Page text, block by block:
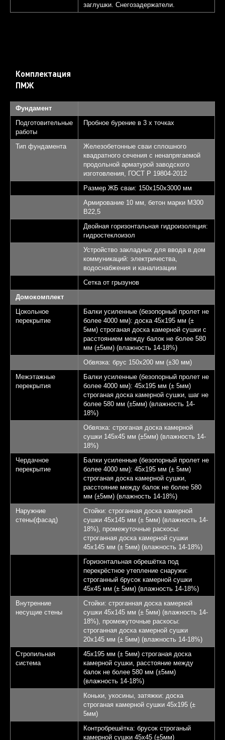
заглушки. Снегозадержатели.
Комплектация
ПМЖ
Фундамент
Подготовительные
работы
Пробное бурение в 3 х точках
Тип фундамента
Железобетонные сваи сплошного
квадратного сечения с ненапрягаемой
продольной арматурой заводского
изготовления, ГОСТ Р 19804-2012
Размер ЖБ сваи: 150х150х3000 мм
Армирование 10 мм, бетон марки М300
B22,5
Двойная горизонтальная гидроизоляция:
гидростеклоизол
Устройство закладных для ввода в дом
коммуникаций: электричества,
водоснабжения и канализации
Сетка от грызунов
Домокомплект
Цокольное
перекрытие
Балки усиленные (безопорный пролет не
более 4000 мм): доска 45х195 мм (±
5мм) строганая доска камерной сушки с
расстоянием между балок не более 580
мм (±5мм) (влажность 14-18%)
Обвязка: брус 150х200 мм (±30 мм)
Межэтажные
перекрытия
Балки усиленные (безопорный пролет не
более 4000 мм): 45х195 мм (± 5мм)
строганая доска камерной сушки, шаг не
более 580 мм (±5мм) (влажность 14-
18%)
Обвязка: строганая доска камерной
сушки 145х45 мм (±5мм) (влажность 14-
18%)
Чердачное
перекрытие
Балки усиленные (безопорный пролет не
более 4000 мм): 45х195 мм (± 5мм)
строганая доска камерной сушки,
расстояние между балок не более 580
мм (±5мм) (влажность 14-18%)
Наружние
стены(фасад)
Стойки: строганная доска камерной
сушки 45х145 мм (± 5мм) (влажность 14-
18%), промежуточные раскосы:
строганная доска камерной сушки
45х145 мм (± 5мм) (влажность 14-18%)
Горизонтальная обрешётка под
перекрёстное утепление снаружи:
строганный брусок камерной сушки
45х45 мм (± 5мм) (влажность 14-18%)
Внутренние
несущие стены
Стойки: строганная доска камерной
сушки 45х145 мм (± 5мм) (влажность 14-
18%), промежуточные раскосы:
строганная доска камерной сушки
20х145 мм (± 5мм) (влажность 14-18%)
Стропильная
система
45х195 мм (± 5мм) строганая доска
камерной сушки, расстояние между
балок не более 580 мм (±5мм)
(влажность 14-18%)
Коньки, укосины, затяжки: доска
строганая камерной сушки 45х195 (±
5мм)
Контробрешётка: брусок строганый
камерной сушки 45х45 (±5мм)